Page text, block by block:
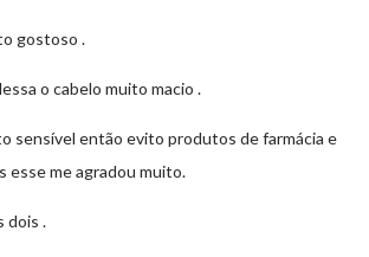
gostoso .
o cabelo muito macio .
sensível então evito produtos de farmácia e
esse me agradou muito.
dois .